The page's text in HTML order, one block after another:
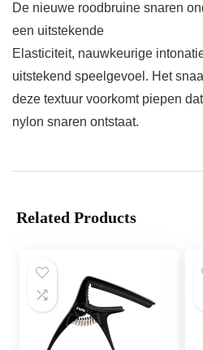
De nieuwe roodbruine snaren
een uitstekende
Elasticiteit, nauwkeurige
uitstekend speelgevoel. Het
deze textuur voorkomt piepen
nylon snaren ontstaat.
Related Products